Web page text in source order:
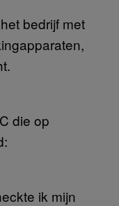
bedrijf met
die op
ik mijn